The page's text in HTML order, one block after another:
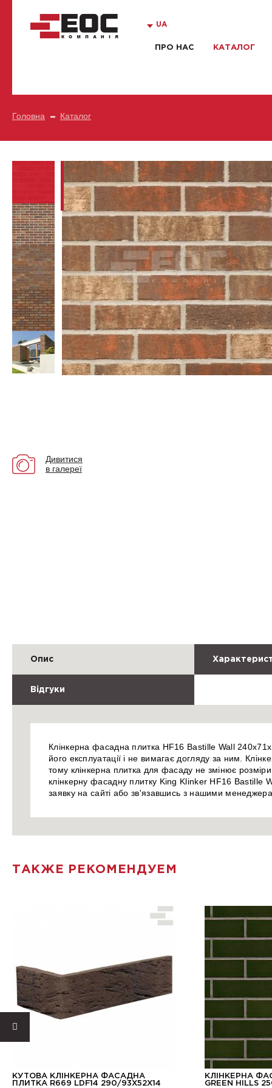
UA
ПРО НАС КАТАЛОГ
Головна Каталог
Дивитися
в галереї
Опис
Відгуки
Клінкерна фасадна плитка HF16 Bastille Wall
його експлуатації і не вимагає догляду за ним.
тому клінкерна плитка для фасаду не змінює розміри
клінкерну фасадну плитку King Klinker HF16 Bastille
заявку на сайті або зв'язавшись з нашими
ТАКЖЕ РЕКОМЕНДУЕМ
КУТОВА КЛІНКЕРНА ФАСАДНА
ПЛИТКА R669 LDF14 290/93Х52Х14
КЛІНКЕРНА
GREEN HILLS